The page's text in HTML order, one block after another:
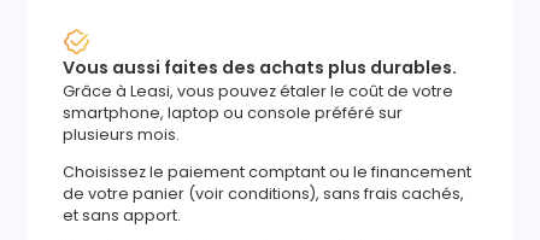
Vous aussi faites des achats plus durables.
Grâce à Leasi, vous pouvez étaler le coût de votre
smartphone, laptop ou console préféré sur
plusieurs mois.
Choisissez le paiement comptant ou le financement
de votre panier (voir conditions), sans frais cachés,
et sans apport.